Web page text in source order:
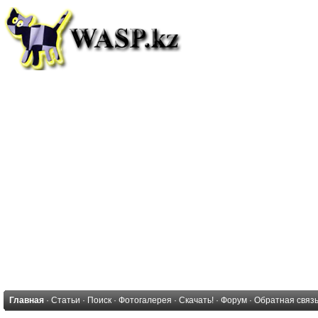
Главная · Статьи · Поиск · Фотогалерея · Скачать! · Форум · Обратная связь